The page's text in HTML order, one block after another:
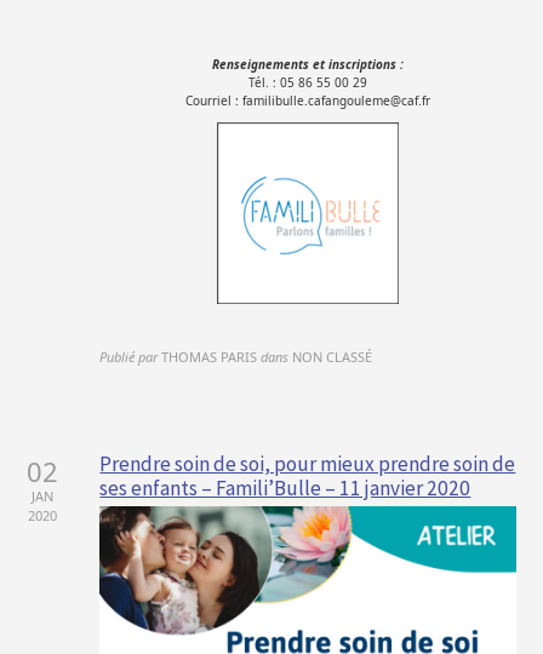
Renseignements et inscriptions :
Tél. : 05 86 55 00 29
Courriel : familibulle.cafangouleme@caf.fr
Publié par THOMAS PARIS dans NON CLASSÉ
02
JAN
2020
Prendre soin de soi, pour mieux prendre soin de
ses enfants – Famili’Bulle – 11 janvier 2020